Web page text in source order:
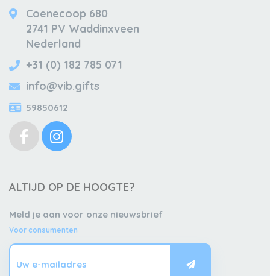
Coenecoop 680
2741 PV Waddinxveen
Nederland
+31 (0) 182 785 071
info@vib.gifts
59850612
ALTIJD OP DE HOOGTE?
Meld je aan voor onze nieuwsbrief
Voor consumenten